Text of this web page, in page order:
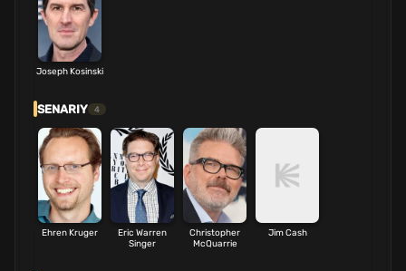
Joseph Kosinski
SENARIY 4
Ehren Kruger
Eric Warren
Singer
Christopher
McQuarrie
Jim Cash